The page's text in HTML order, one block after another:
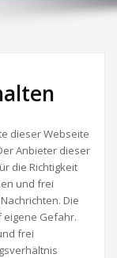
dieser Webseite
Anbieter dieser
die Richtigkeit
und frei
Die
Gefahr.
frei